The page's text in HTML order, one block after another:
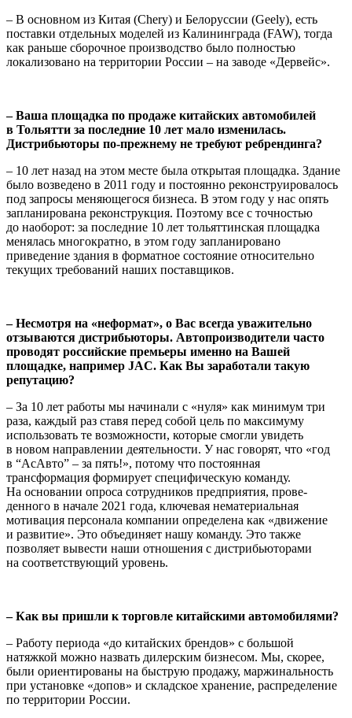
– В основном из Китая (Chery) и Белоруссии (Geely), есть
поставки отдельных моделей из Калининграда (FAW), тогда
как раньше сбо­рочное производство было полностью
локализовано на террито­рии России – на заводе «Дервейс».
– Ваша площадка по продаже китайских автомобилей
в Тольятти за последние 10 лет мало изменилась.
Дистрибьюторы по-прежнему не требуют ребрендинга?
– 10 лет назад на этом месте была открытая площадка. Здание
было возведено в 2011 году и постоянно реконструировалось
под запросы меняющегося бизнеса. В этом году у нас опять
запланиро­вана реконструкция. Поэтому все с точностью
до наоборот: за последние 10 лет тольяттинская площадка
менялась многократно, в этом году запланировано
приведение здания в форматное состояние относительно
текущих требований наших поставщиков.
– Несмотря на «неформат», о Вас всегда уважительно
отзываются дистрибьюторы. Автопроизводители часто
про­водят российские премьеры именно на Вашей
площадке, например JAC. Как Вы заработали такую
репутацию?
– За 10 лет работы мы начинали с «нуля» как минимум три
раза, каждый раз ставя перед собой цель по максимуму
использовать те возможности, которые смогли увидеть
в новом направлении дея­тельности. У нас говорят, что «год
в “АсАвто” – за пять!», потому что постоянная
трансформация формирует специфическую команду.
На основании опроса сотрудников предприятия, прове­
денного в начале 2021 года, ключевая нематериальная
мотивация персонала компании определена как «движение
и развитие». Это объединяет нашу команду. Это также
позволяет вывести наши отношения с дистрибьюторами
на соответствующий уровень.
– Как вы пришли к торговле китайскими автомобилями?
– Работу периода «до китайских брендов» с большой
натяжкой можно назвать дилерским бизнесом. Мы, скорее,
были ориенти­рованы на быструю продажу, маржинальность
при установке «допов» и складское хранение, распределение
по территории России.